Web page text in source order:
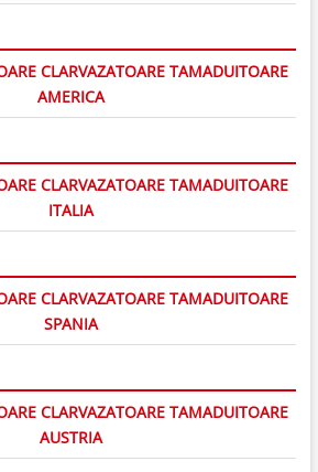
CLARVAZATOARE TAMADUITOARE
AMERICA
CLARVAZATOARE TAMADUITOARE
ITALIA
CLARVAZATOARE TAMADUITOARE
SPANIA
CLARVAZATOARE TAMADUITOARE
AUSTRIA